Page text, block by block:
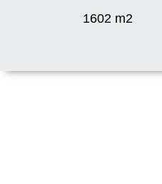
1602 m2